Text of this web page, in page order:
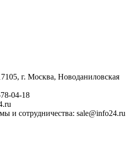
г. Москва, Новоданиловская
04-18
и сотрудничества: sale@info24.ru